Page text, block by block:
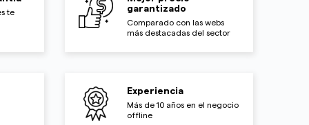
te
garantizado
Comparado con las webs
más destacadas del sector
Experiencia
Más de 10 años en el negocio
offline